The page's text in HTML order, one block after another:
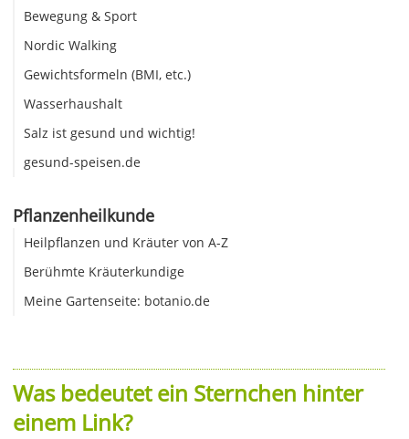
Bewegung & Sport
Nordic Walking
Gewichtsformeln (BMI, etc.)
Wasserhaushalt
Salz ist gesund und wichtig!
gesund-speisen.de
Pflanzenheilkunde
Heilpflanzen und Kräuter von A-Z
Berühmte Kräuterkundige
Meine Gartenseite: botanio.de
Was bedeutet ein Sternchen hinter
einem Link?